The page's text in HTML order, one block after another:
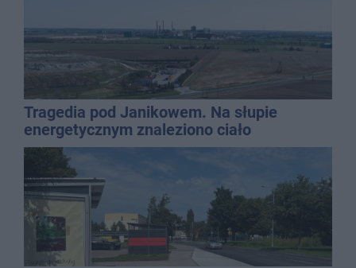
Tragedia pod Janikowem. Na słupie
energetycznym znaleziono ciało
mężczyzny